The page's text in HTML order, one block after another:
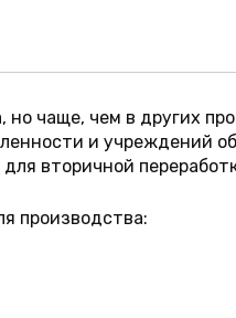
чаще, чем в других
и учреждений
вторичной
производства: